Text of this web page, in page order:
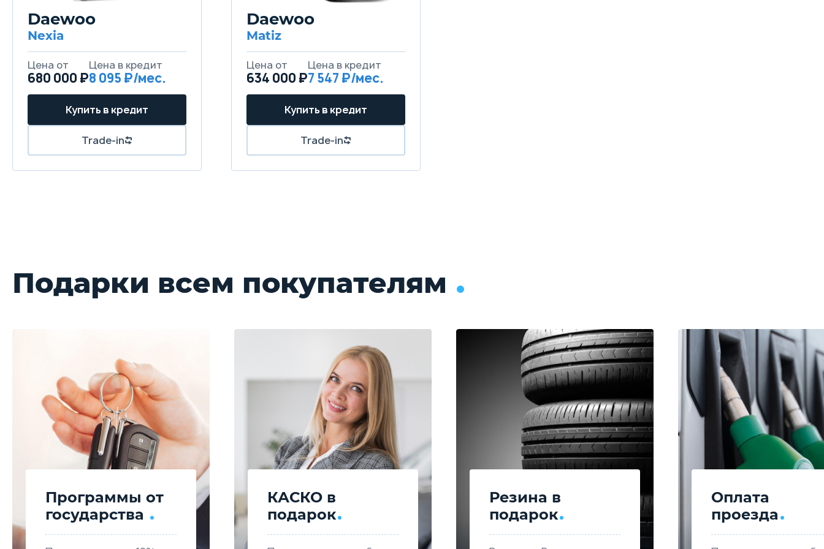
Daewoo
Nexia
Цена от
680 000 ₽
Цена в кредит
8 095 ₽/мес.
Купить в кредит
Trade-in
Daewoo
Matiz
Цена от
634 000 ₽
Цена в кредит
7 547 ₽/мес.
Купить в кредит
Trade-in
Подарки всем покупателям
Программы от
государства
КАСКО в
подарок
Резина в
подарок
Оплата
проезда